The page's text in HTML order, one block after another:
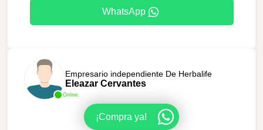
WhatsApp
Online
Empresario independiente De Herbalife
Eleazar Cervantes
¡Compra ya!